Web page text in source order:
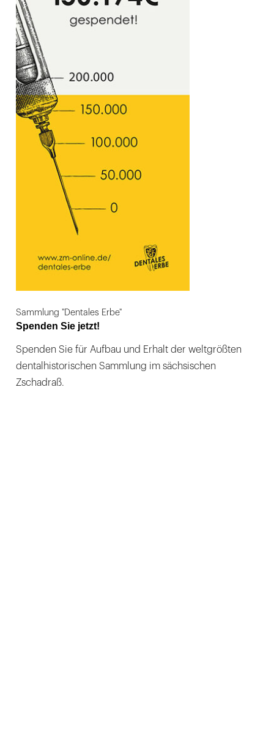
Sammlung "Dentales Erbe"
Spenden Sie jetzt!
Spenden Sie für Aufbau und Erhalt der weltgrößten
dentalhistorischen Sammlung im sächsischen
Zschadraß.